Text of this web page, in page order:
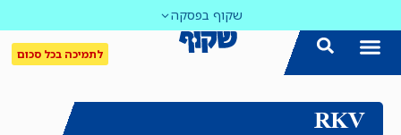
שקוף בפסקה
לתמיכה בכל סכום
RKV